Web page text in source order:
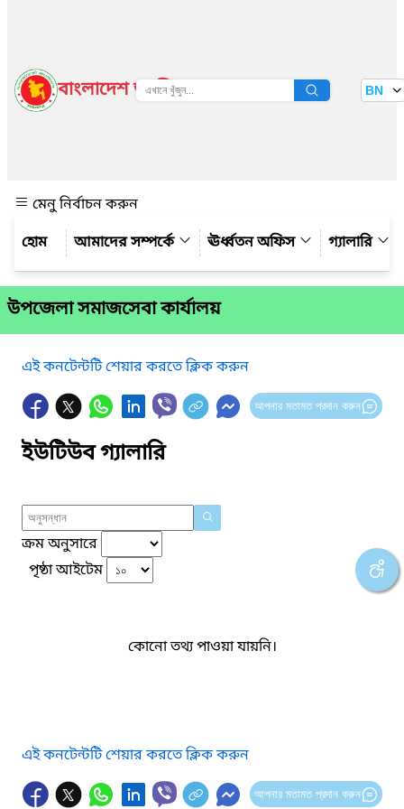
বাংলাদেশ জাতীয় তথ্য বাতায়ন BN
মেনু নির্বাচন করুন
আমাদের সম্পর্কে
ঊর্ধ্বতন অফিস গ্যালারি
উপজেলা সমাজসেবা কার্যালয়
এই কনটেন্টটি শেয়ার করতে ক্লিক করুন
আপনার মতামত প্রদান করুন
ইউটিউব গ্যালারি
ক্রম অনুসারে
পৃষ্ঠা আইটেম
কোনো তথ্য পাওয়া যায়নি।
এই কনটেন্টটি শেয়ার করতে ক্লিক করুন
আপনার মতামত প্রদান করুন